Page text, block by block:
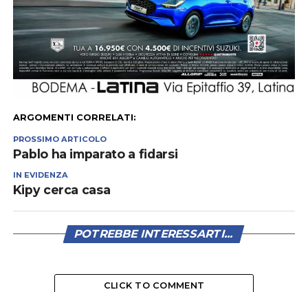
ARGOMENTI CORRELATI:
PROSSIMO ARTICOLO
Pablo ha imparato a fidarsi
IN EVIDENZA
Kipy cerca casa
POTREBBE INTERESSARTI...
CLICK TO COMMENT